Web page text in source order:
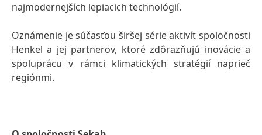
najmodernejších lepiacich technológií.
Oznámenie je súčasťou širšej série aktivít spoločnosti
Henkel a jej partnerov, ktoré zdôrazňujú inovácie a
spoluprácu v rámci klimatických stratégií naprieč
regiónmi.